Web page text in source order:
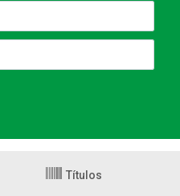
Títulos